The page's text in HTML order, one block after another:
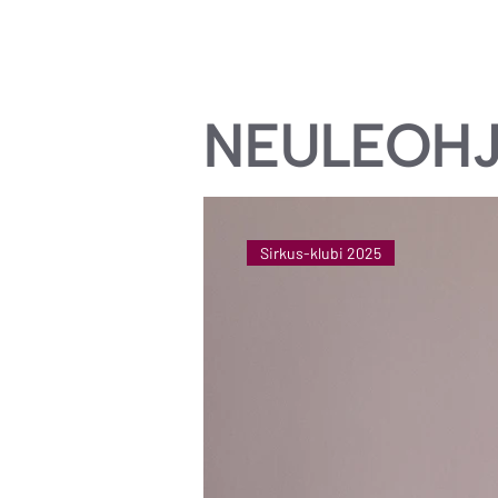
Sirkus-klubi 2025